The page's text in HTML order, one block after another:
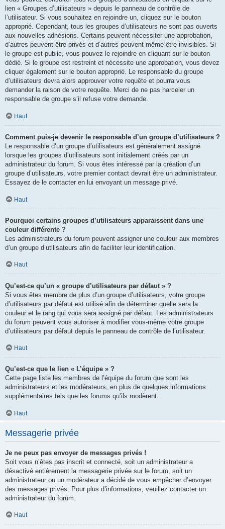
lien « Groupes d’utilisateurs » depuis le panneau de contrôle de
l’utilisateur. Si vous souhaitez en rejoindre un, cliquez sur le bouton
approprié. Cependant, tous les groupes d’utilisateurs ne sont pas ouverts
aux nouvelles adhésions. Certains peuvent nécessiter une approbation,
d’autres peuvent être privés et d’autres peuvent même être invisibles. Si
le groupe est public, vous pouvez le rejoindre en cliquant sur le bouton
dédié. Si le groupe est restreint et nécessite une approbation, vous devez
cliquer également sur le bouton approprié. Le responsable du groupe
d’utilisateurs devra alors approuver votre requête et pourra vous
demander la raison de votre requête. Merci de ne pas harceler un
responsable de groupe s’il refuse votre demande.
Haut
Comment puis-je devenir le responsable d’un groupe d’utilisateurs ?
Le responsable d’un groupe d’utilisateurs est généralement assigné
lorsque les groupes d’utilisateurs sont initialement créés par un
administrateur du forum. Si vous êtes intéressé par la création d’un
groupe d’utilisateurs, votre premier contact devrait être un administrateur.
Essayez de le contacter en lui envoyant un message privé.
Haut
Pourquoi certains groupes d’utilisateurs apparaissent dans une
couleur différente ?
Les administrateurs du forum peuvent assigner une couleur aux membres
d’un groupe d’utilisateurs afin de faciliter leur identification.
Haut
Qu’est-ce qu’un « groupe d’utilisateurs par défaut » ?
Si vous êtes membre de plus d’un groupe d’utilisateurs, votre groupe
d’utilisateurs par défaut est utilisé afin de déterminer quelle sera la
couleur et le rang qui vous sera assigné par défaut. Les administrateurs
du forum peuvent vous autoriser à modifier vous-même votre groupe
d’utilisateurs par défaut depuis le panneau de contrôle de l’utilisateur.
Haut
Qu’est-ce que le lien « L’équipe » ?
Cette page liste les membres de l’équipe du forum que sont les
administrateurs et les modérateurs, en plus de quelques informations
supplémentaires tels que les forums qu’ils modèrent.
Haut
Messagerie privée
Je ne peux pas envoyer de messages privés !
Soit vous n’êtes pas inscrit et connecté, soit un administrateur a
désactivé entièrement la messagerie privée sur le forum, soit un
administrateur ou un modérateur a décidé de vous empêcher d’envoyer
des messages privés. Pour plus d’informations, veuillez contacter un
administrateur du forum.
Haut